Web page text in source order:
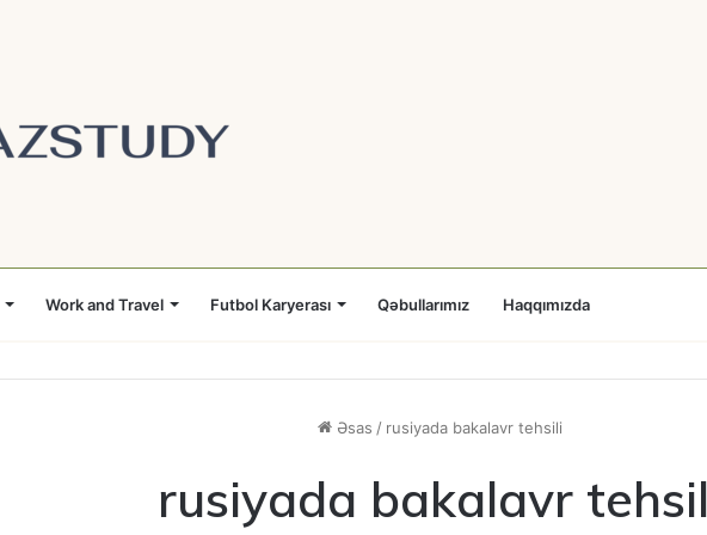
Work and Travel Futbol Karyerası Qəbullarımız Haqqımızda
Əsas / rusiyada bakalavr tehsili
rusiyada bakalavr